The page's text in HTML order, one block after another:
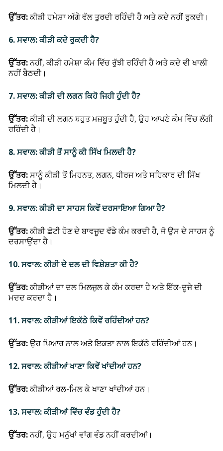
ਉੱਤਰ:ਕੀੜੀ ਹਮੇਸ਼ਾ ਅੱਗੇ ਵੱਲ ਤੁਰਦੀ ਰਹਿੰਦੀ ਹੈ ਅਤੇ ਕਦੇ ਨਹੀਂ ਰੁਕਦੀ।
6. ਸਵਾਲ: ਕੀੜੀ ਕਦੇ ਰੁਕਦੀ ਹੈ?
ਉੱਤਰ:ਨਹੀਂ, ਕੀੜੀ ਹਮੇਸ਼ਾ ਕੰਮ ਵਿੱਚ ਰੁੱਝੀ ਰਹਿੰਦੀ ਹੈ ਅਤੇ ਕਦੇ ਵੀ ਖਾਲੀ
ਨਹੀਂ ਬੈਠਦੀ।
7. ਸਵਾਲ: ਕੀੜੀ ਦੀ ਲਗਨ ਕਿਹੋ ਜਿਹੀ ਹੁੰਦੀ ਹੈ?
ਉੱਤਰ:ਕੀੜੀ ਦੀ ਲਗਨ ਬਹੁਤ ਮਜ਼ਬੂਤ ਹੁੰਦੀ ਹੈ, ਉਹ ਆਪਣੇ ਕੰਮ ਵਿੱਚ ਲੱਗੀ
ਰਹਿੰਦੀ ਹੈ।
8. ਸਵਾਲ: ਕੀੜੀ ਤੋਂ ਸਾਨੂੰ ਕੀ ਸਿੱਖ ਮਿਲਦੀ ਹੈ?
ਉੱਤਰ:ਸਾਨੂੰ ਕੀੜੀ ਤੋਂ ਮਿਹਨਤ, ਲਗਨ, ਧੀਰਜ ਅਤੇ ਸਹਿਕਾਰ ਦੀ ਸਿੱਖ
ਮਿਲਦੀ ਹੈ।
9. ਸਵਾਲ: ਕੀੜੀ ਦਾ ਸਾਹਸ ਕਿਵੇਂ ਦਰਸਾਇਆ ਗਿਆ ਹੈ?
ਉੱਤਰ:ਕੀੜੀ ਛੋਟੀ ਹੋਣ ਦੇ ਬਾਵਜੂਦ ਵੱਡੇ ਕੰਮ ਕਰਦੀ ਹੈ, ਜੋ ਉਸ ਦੇ ਸਾਹਸ ਨੂੰ
ਦਰਸਾਉਂਦਾ ਹੈ।
10. ਸਵਾਲ: ਕੀੜੀ ਦੇ ਦਲ ਦੀ ਵਿਸ਼ੇਸ਼ਤਾ ਕੀ ਹੈ?
ਉੱਤਰ:ਕੀੜੀਆਂ ਦਾ ਦਲ ਮਿਲਜੁਲ ਕੇ ਕੰਮ ਕਰਦਾ ਹੈ ਅਤੇ ਇੱਕ-ਦੂਜੇ ਦੀ
ਮਦਦ ਕਰਦਾ ਹੈ।
11. ਸਵਾਲ: ਕੀੜੀਆਂ ਇਕੱਠੇ ਕਿਵੇਂ ਰਹਿੰਦੀਆਂ ਹਨ?
ਉੱਤਰ:ਉਹ ਪਿਆਰ ਨਾਲ ਅਤੇ ਇਕਤਾ ਨਾਲ ਇਕੱਠੇ ਰਹਿੰਦੀਆਂ ਹਨ।
12. ਸਵਾਲ: ਕੀੜੀਆਂ ਖਾਣਾ ਕਿਵੇਂ ਖਾਂਦੀਆਂ ਹਨ?
ਉੱਤਰ:ਕੀੜੀਆਂ ਰਲ-ਮਿਲ ਕੇ ਖਾਣਾ ਖਾਂਦੀਆਂ ਹਨ।
13. ਸਵਾਲ: ਕੀੜੀਆਂ ਵਿੱਚ ਵੰਡ ਹੁੰਦੀ ਹੈ?
ਉੱਤਰ:ਨਹੀਂ, ਉਹ ਮਨੁੱਖਾਂ ਵਾਂਗ ਵੰਡ ਨਹੀਂ ਕਰਦੀਆਂ।